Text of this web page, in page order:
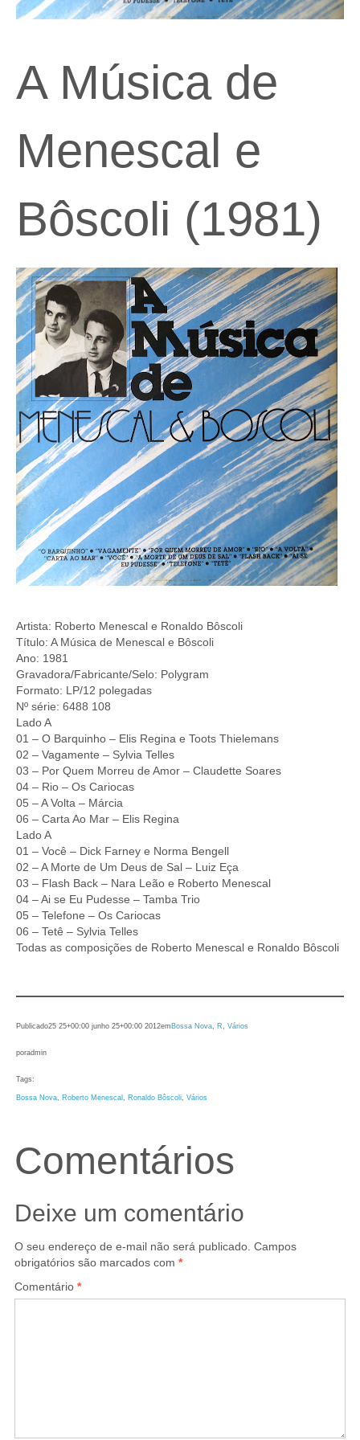
A Música de
Menescal e
Bôscoli (1981)
Artista: Roberto Menescal e Ronaldo Bôscoli
Título: A Música de Menescal e Bôscoli
Ano: 1981
Gravadora/Fabricante/Selo: Polygram
Formato: LP/12 polegadas
Nº série: 6488 108
Lado A
01 – O Barquinho – Elis Regina e Toots Thielemans
02 – Vagamente – Sylvia Telles
03 – Por Quem Morreu de Amor – Claudette Soares
04 – Rio – Os Cariocas
05 – A Volta – Márcia
06 – Carta Ao Mar – Elis Regina
Lado A
01 – Você – Dick Farney e Norma Bengell
02 – A Morte de Um Deus de Sal – Luiz Eça
03 – Flash Back – Nara Leão e Roberto Menescal
04 – Ai se Eu Pudesse – Tamba Trio
05 – Telefone – Os Cariocas
06 – Tetê – Sylvia Telles
Todas as composições de Roberto Menescal e Ronaldo Bôscoli
Publicado25 25+00:00 junho 25+00:00 2012em Bossa Nova R Vários
poradmin
Tags:
Bossa Nova Roberto Menescal Ronaldo Bôscoli Vários
Comentários
Deixe um comentário
O seu endereço de e-mail não será publicado. Campos
obrigatórios são marcados com *
Comentário *